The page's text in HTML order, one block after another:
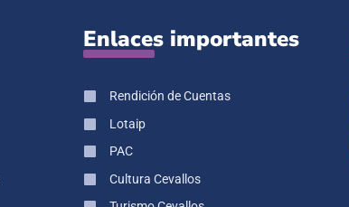
Enlaces importantes
Rendición de Cuentas
Lotaip
PAC
Cultura Cevallos